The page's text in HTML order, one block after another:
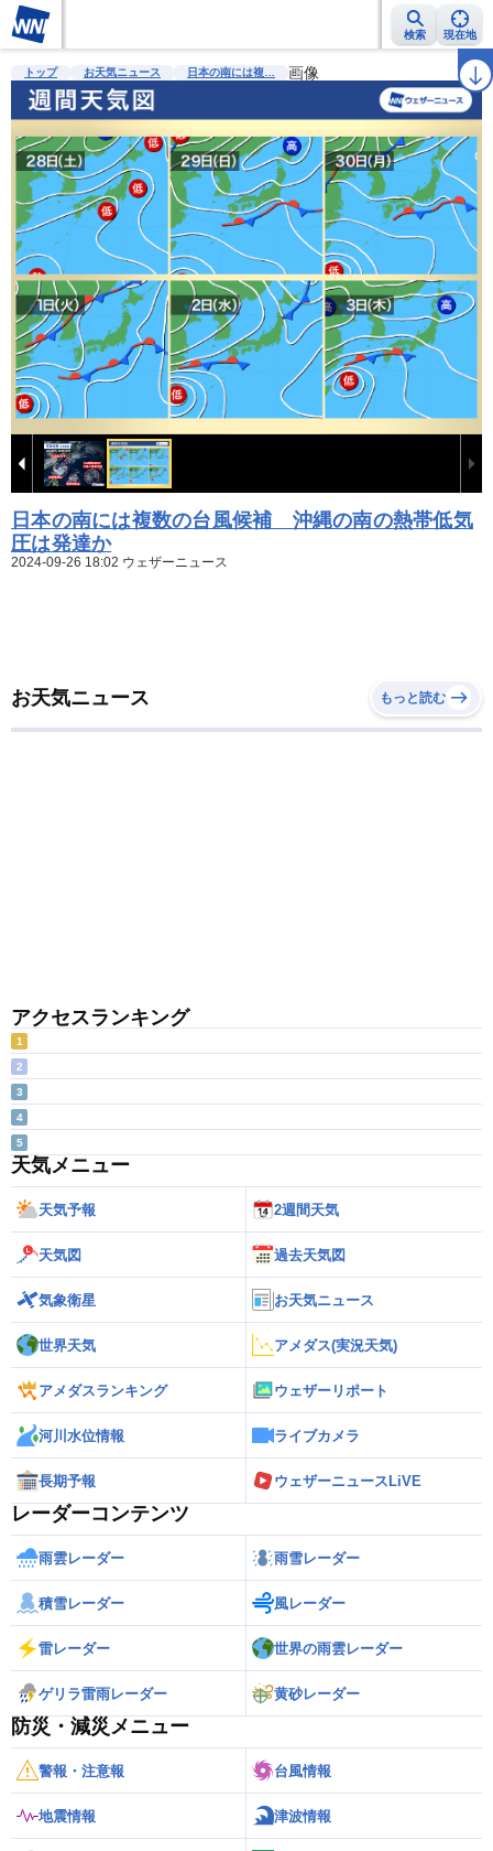
検索 現在地
雨雲レーダー 台風情報 地震情報 警報・注意報 ラ
トップ お天気ニュース 日本の南には複… 画像
日本の南には複数の台風候補 沖縄の南の熱帯低気
圧は発達か
2024-09-26 18:02 ウェザーニュース
お天気ニュース もっと読む
アクセスランキング
1
2
3
4
5
天気メニュー
天気予報 2週間天気
天気図 過去天気図
気象衛星 お天気ニュース
世界天気 アメダス(実況天気)
アメダスランキング ウェザーリポート
河川水位情報 ライブカメラ
長期予報 ウェザーニュースLiVE
レーダーコンテンツ
雨雲レーダー 雨雪レーダー
積雪レーダー 風レーダー
雷レーダー 世界の雨雲レーダー
ゲリラ雷雨レーダー 黄砂レーダー
防災・減災メニュー
警報・注意報 台風情報
地震情報 津波情報